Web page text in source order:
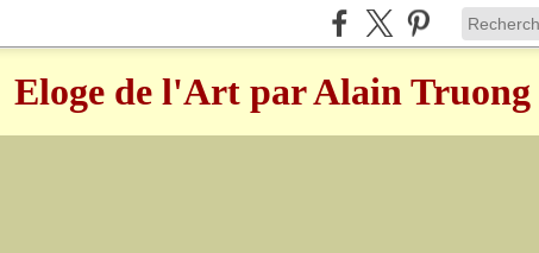
Eloge de l'Art par Alain Truong